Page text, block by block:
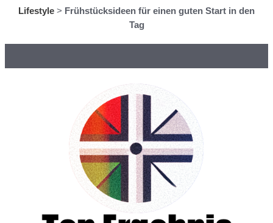
Lifestyle > Frühstücksideen für einen guten Start in den
Tag